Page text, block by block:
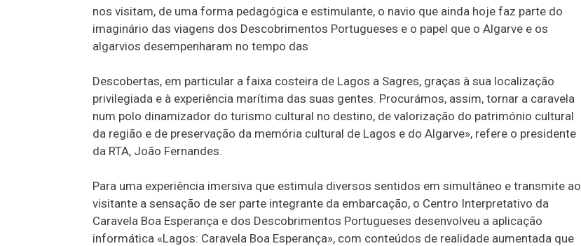
nos visitam, de uma forma pedagógica e estimulante, o navio que ainda hoje faz parte do
imaginário das viagens dos Descobrimentos Portugueses e o papel que o Algarve e os
algarvios desempenharam no tempo das
Descobertas, em particular a faixa costeira de Lagos a Sagres, graças à sua localização
privilegiada e à experiência marítima das suas gentes. Procurámos, assim, tornar a caravela
num polo dinamizador do turismo cultural no destino, de valorização do património cultural
da região e de preservação da memória cultural de Lagos e do Algarve», refere o presidente
da RTA, João Fernandes.
Para uma experiência imersiva que estimula diversos sentidos em simultâneo e transmite ao
visitante a sensação de ser parte integrante da embarcação, o Centro Interpretativo da
Caravela Boa Esperança e dos Descobrimentos Portugueses desenvolveu a aplicação
informática «Lagos: Caravela Boa Esperança», com conteúdos de realidade aumentada que